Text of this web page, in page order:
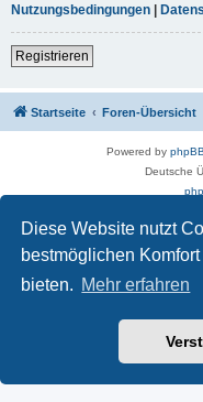
Diese Website nutzt
bestmöglichen
bieten. Mehr erfahren
Nutzungsbedingungen |
Registrieren
Startseite Foren-Übersicht
Powered by phpBB
Deutsche